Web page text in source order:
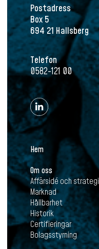
Postadress
Box 5
694 21 Hallsberg
Telefon
0582-121 00
Hem
Om oss
Affärsidé och strategi
Marknad
Hållbarhet
Historik
Certifieringar
Bolagsstyrning